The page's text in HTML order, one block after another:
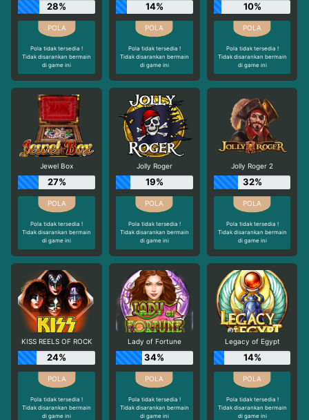
28%
Pola tidak tersedia !
Tidak disarankan bermain
di game ini
14%
Pola tidak tersedia !
Tidak disarankan bermain
di game ini
10%
Pola tidak tersedia !
Tidak disarankan bermain
di game ini
Jewel Box
27%
Pola tidak tersedia !
Tidak disarankan bermain
di game ini
Jolly Roger
19%
Pola tidak tersedia !
Tidak disarankan bermain
di game ini
Jolly Roger 2
32%
Pola tidak tersedia !
Tidak disarankan bermain
di game ini
KISS REELS OF ROCK
24%
Pola tidak tersedia !
Tidak disarankan bermain
di game ini
Lady of Fortune
34%
Pola tidak tersedia !
Tidak disarankan bermain
di game ini
Legacy of Egypt
14%
Pola tidak tersedia !
Tidak disarankan bermain
di game ini